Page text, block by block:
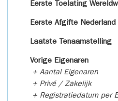
Eerste Toelating
Eerste Afgifte Nederland
Laatste Tenaamstelling
Vorige Eigenaren
+ Aantal Eigenaren
+ Privé / Zakelijk
+ Registratiedatum per